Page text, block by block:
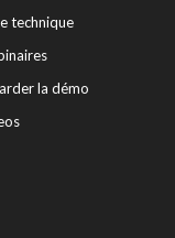
technique
la démo